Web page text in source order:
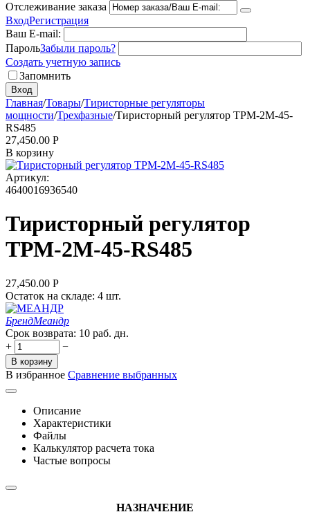
Отслеживание заказа
ВходРегистрация
Ваш E-mail:
ПарольЗабыли пароль?
Создать учетную запись
Запомнить
Вход
Главная/Товары/Тиристорные регуляторы
мощности/Трехфазные/Тиристорный регулятор ТРМ-2М-45-
RS485
27,450.00 Р
В корзину
Артикул:
4640016936540
Тиристорный регулятор
ТРМ-2М-45-RS485
27,450.00 Р
Остаток на складе: 4 шт.
БрендМеандр
Срок возврата: 10 раб. дн.
+
−
В корзину
В избранное Сравнение выбранных
Описание
Характеристики
Файлы
Калькулятор расчета тока
Частые вопросы
НАЗНАЧЕНИЕ